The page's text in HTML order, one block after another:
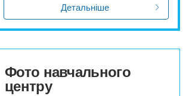
Детальніше
Фото навчального
центру